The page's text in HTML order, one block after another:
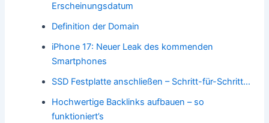
Erscheinungsdatum
Definition der Domain
iPhone 17: Neuer Leak des kommenden
Smartphones
SSD Festplatte anschließen – Schritt-für-Schritt…
Hochwertige Backlinks aufbauen – so
funktioniert’s